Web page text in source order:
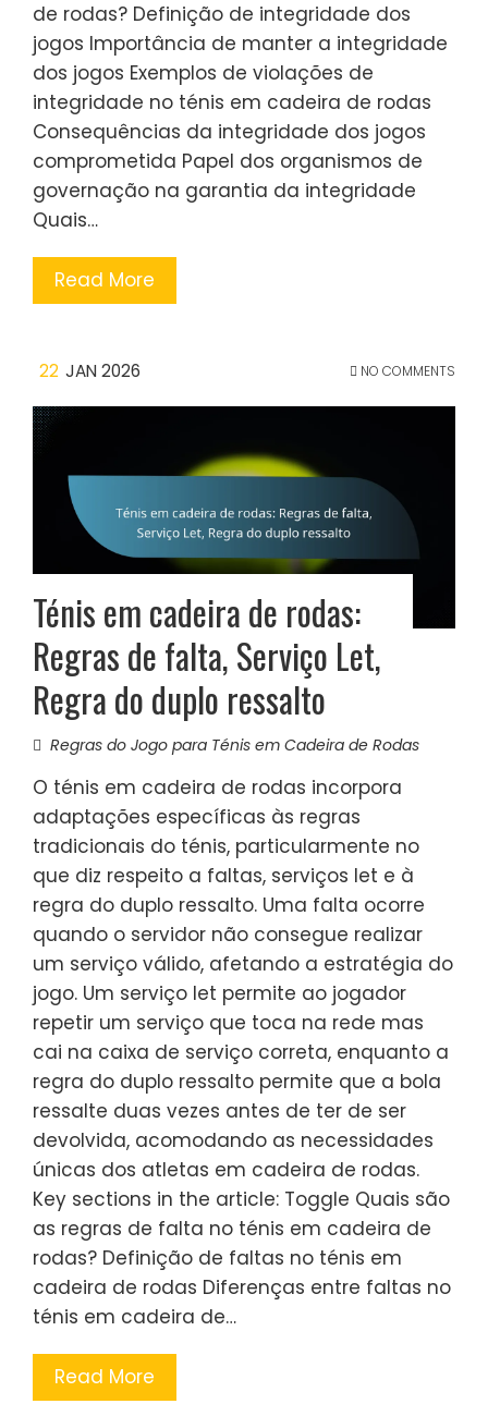
de rodas? Definição de integridade dos
jogos Importância de manter a integridade
dos jogos Exemplos de violações de
integridade no ténis em cadeira de rodas
Consequências da integridade dos jogos
comprometida Papel dos organismos de
governação na garantia da integridade
Quais…
Read More
22 JAN 2026 NO COMMENTS
Ténis em cadeira de rodas:
Regras de falta, Serviço Let,
Regra do duplo ressalto
Regras do Jogo para Ténis em Cadeira de Rodas
O ténis em cadeira de rodas incorpora
adaptações específicas às regras
tradicionais do ténis, particularmente no
que diz respeito a faltas, serviços let e à
regra do duplo ressalto. Uma falta ocorre
quando o servidor não consegue realizar
um serviço válido, afetando a estratégia do
jogo. Um serviço let permite ao jogador
repetir um serviço que toca na rede mas
cai na caixa de serviço correta, enquanto a
regra do duplo ressalto permite que a bola
ressalte duas vezes antes de ter de ser
devolvida, acomodando as necessidades
únicas dos atletas em cadeira de rodas.
Key sections in the article: Toggle Quais são
as regras de falta no ténis em cadeira de
rodas? Definição de faltas no ténis em
cadeira de rodas Diferenças entre faltas no
ténis em cadeira de…
Read More